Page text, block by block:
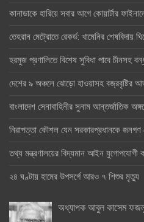
কানাডাকে হারিয়ে সবার আগে কোয়ার্টার
তেহরান মেট্রোতে রেকর্ড: খামেনির শেষবিদায়
হরমুজ প্রণালিতে বিশেষ সুবিধা পাবে চীনসহ
দেশের ৯ অঞ্চলে ঝোড়ো হাওয়াসহ বজ্রবৃষ্টির
বাংলাদেশ সেনাবাহিনীর সুনাম আন্তর্জাতিক
নিরাপত্তা কৌশল যেন সরকারপ্রধানকে জনগণ
তথ্য মন্ত্রণালয়ের বিদ্যমান আইন যুগোপযোগী
২৪ ঘণ্টায় হামের উপসর্গে আরও ৭ শিশুর মৃত্যু
অধ্যাপক আবুল কাসেম